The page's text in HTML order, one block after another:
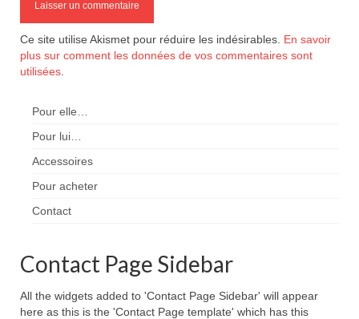
Ce site utilise Akismet pour réduire les indésirables. En savoir
plus sur comment les données de vos commentaires sont
utilisées
Pour elle…
Pour lui…
Accessoires
Pour acheter
Contact
Contact Page Sidebar
All the widgets added to 'Contact Page Sidebar' will appear
here as this is the 'Contact Page template' which has this